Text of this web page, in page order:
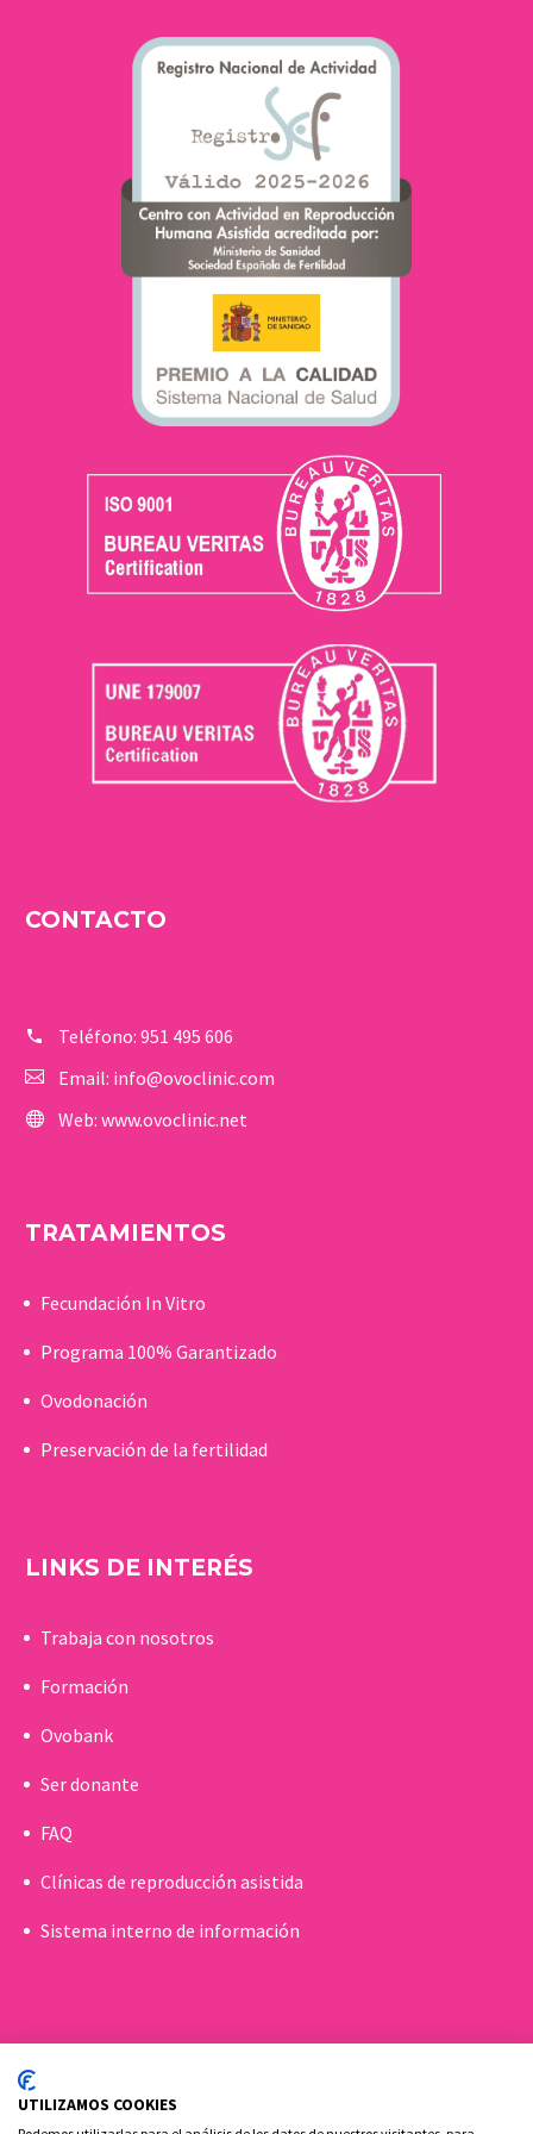
CONTACTO
Teléfono: 951 495 606
Email: info@ovoclinic.com
Web: www.ovoclinic.net
TRATAMIENTOS
Fecundación In Vitro
Programa 100% Garantizado
Ovodonación
Preservación de la fertilidad
LINKS DE INTERÉS
Trabaja con nosotros
Formación
Ovobank
Ser donante
FAQ
Clínicas de reproducción asistida
Sistema interno de información
UTILIZAMOS COOKIES